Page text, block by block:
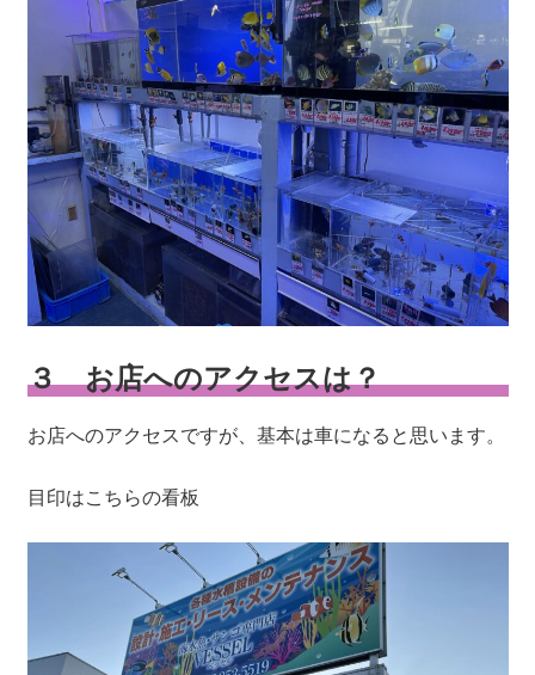
３ お店へのアクセスは？
お店へのアクセスですが、基本は車になると思います。
目印はこちらの看板